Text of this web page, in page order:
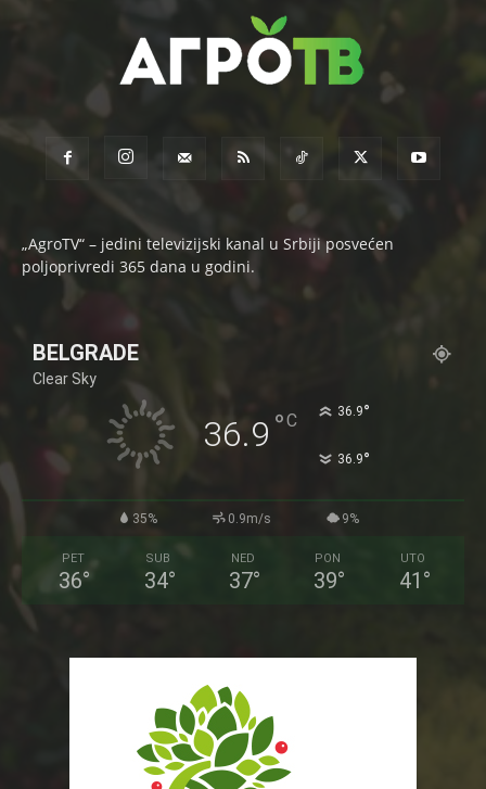
„AgroTV“ – jedini televizijski kanal u Srbiji posvećen
poljoprivredi 365 dana u godini.
BELGRADE
Clear Sky
36.9 °C 36.9°
36.9°
35% 0.9m/s 9%
PET
36°
SUB
34°
NED
37°
PON
39°
UTO
41 °